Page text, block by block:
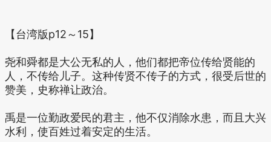
【台湾版p12～15】
尧和舜都是大公无私的人，他们都把帝位传给贤能的
人，不传给儿子。这种传贤不传子的方式，很受后世的
赞美，史称禅让政治。
禹是一位勤政爱民的君主，他不仅消除水患，而且大兴
水利，使百姓过着安定的生活。